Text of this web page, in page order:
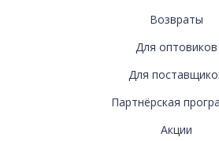
Возвраты
Для оптовиков
Для
ДОПОЛНИТЕЛЬНО
Партнёрская
Акции